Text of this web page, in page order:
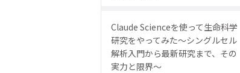
Claude Scienceを使って生命科学
研究をやってみた〜シングルセル
解析入門から最新研究まで、その
実力と限界〜